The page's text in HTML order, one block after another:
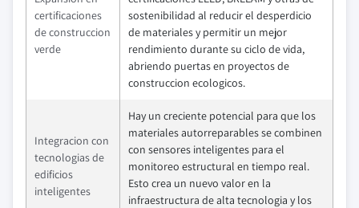
certificaciones
de construccion
verde
sostenibilidad al reducir el desperdicio
de materiales y permitir un mejor
rendimiento durante su ciclo de vida,
abriendo puertas en proyectos de
construccion ecologicos.
Integracion con
tecnologias de
edificios
inteligentes
Hay un creciente potencial para que los
materiales autorreparables se combinen
con sensores inteligentes para el
monitoreo estructural en tiempo real.
Esto crea un nuevo valor en la
infraestructura de alta tecnologia y los